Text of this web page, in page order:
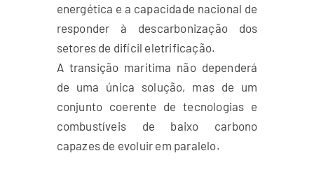
energética e a capacidade nacional de
responder à descarbonização dos
setores de difícil eletrificação.
A transição marítima não dependerá
de uma única solução, mas de um
conjunto coerente de tecnologias e
combustíveis de baixo carbono
capazes de evoluir em paralelo.